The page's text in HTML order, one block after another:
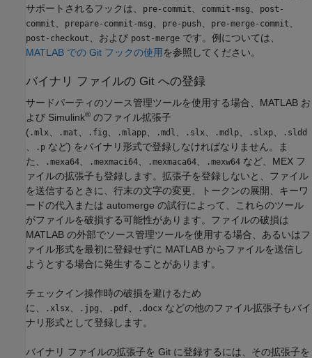
サポートされるフックは、
pre-commit commit-msg
post-
commit
prepare-commit-msg pre-push pre-merge-commit
post-checkout 、および post-merge です。例については、
MATLAB での Git フックの使用 を参照してください。
バイナリ ファイルの Git への登録
サードパーティのソース管理ツールを使用する場合、MATLAB お
よび Simulink® のファイル拡張子
( .mlx .mat .fig .mlapp .mdl .slx .mdlp .slxp .sldd
.p など) をバイナリ形式で登録しなければなりません。ま
た、
.mexa64 .mexmaci64 .mexmaca64 .mexw64 など、MEX フ
ァイルの拡張子も登録します。拡張子を登録しないと、ファイル
を送信するときに、行末の文字の変更、トークンの展開、キーワ
ードの代入または automerge の試行によって、これらのツール
がファイルを破損する可能性があります。ファイルの破損は
MATLAB の外部でソース管理ツールを使用する場合、あるいはフ
ァイル形式を最初に登録せずに MATLAB からファイルを送信し
ようとする場合に発生することがあります。
チェックイン操作時の破損を避けるため
に、
.xlsx .jpg .pdf .docx などの他のファイル拡張子もバイ
ナリ形式として登録します。
バイナリ ファイルの拡張子を Git に登録するには、その拡張子を